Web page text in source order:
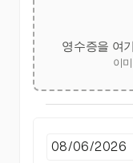
영수증을 여
이